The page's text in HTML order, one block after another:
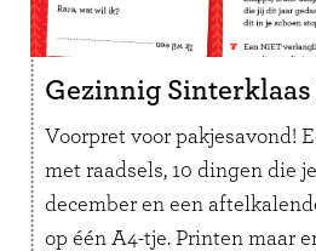
Gezinnig
Voorpret voor pakjesavond!
met raadsels, 10 dingen die
december en een
op één A4-tje. Printen maar